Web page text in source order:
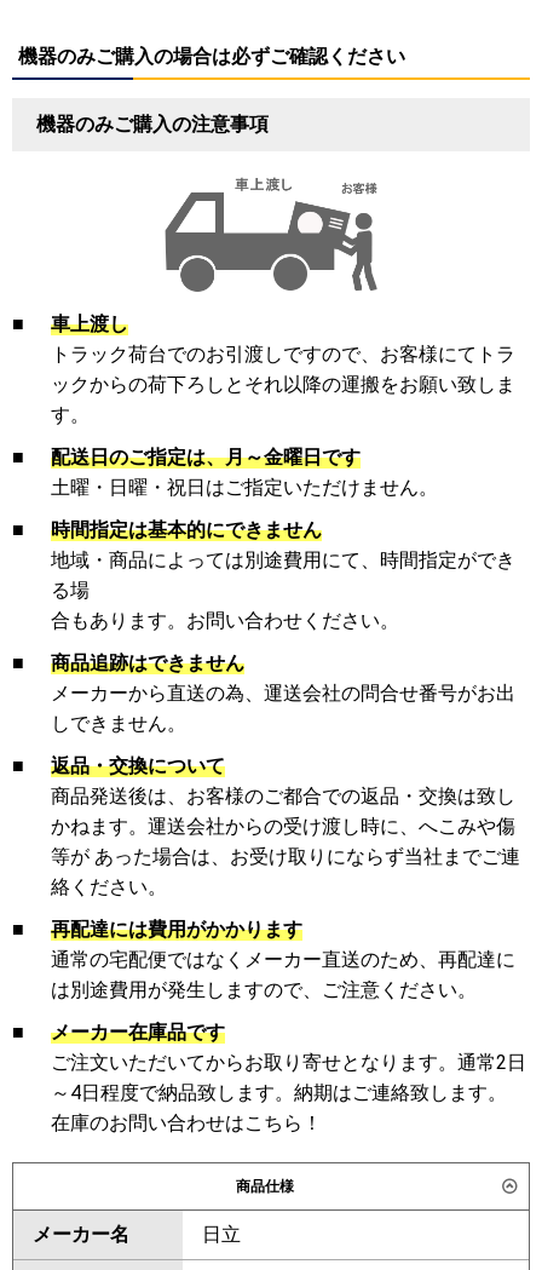
機器のみご購入の場合は必ずご確認ください
機器のみご購入の注意事項
■
車上渡し
トラック荷台でのお引渡しですので、お客様にてトラ
ックからの荷下ろしとそれ以降の運搬をお願い致しま
す。
■
配送日のご指定は、月～金曜日です
土曜・日曜・祝日はご指定いただけません。
■
時間指定は基本的にできません
地域・商品によっては別途費用にて、時間指定ができ
る場
合もあります。お問い合わせください。
■
商品追跡はできません
メーカーから直送の為、運送会社の問合せ番号がお出
しできません。
■
返品・交換について
商品発送後は、お客様のご都合での返品・交換は致し
かねます。運送会社からの受け渡し時に、へこみや傷
等が あった場合は、お受け取りにならず当社までご連
絡ください。
■
再配達には費用がかかります
通常の宅配便ではなくメーカー直送のため、再配達に
は別途費用が発生しますので、ご注意ください。
■
メーカー在庫品です
ご注文いただいてからお取り寄せとなります。通常2日
～4日程度で納品致します。納期はご連絡致します。
在庫のお問い合わせはこちら！
商品仕様
メーカー名 日立